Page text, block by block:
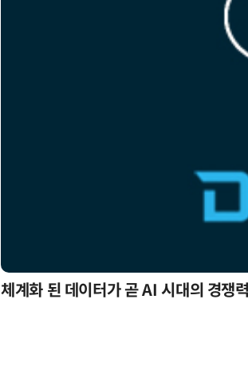
체계화 된 데이터가 곧 AI 시대의 경쟁